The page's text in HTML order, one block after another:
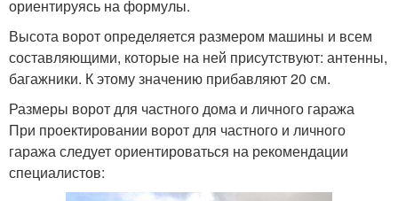
ориентируясь на формулы.
Высота ворот определяется размером машины и всем
составляющими, которые на ней присутствуют: антенны,
багажники. К этому значению прибавляют 20 см.
Размеры ворот для частного дома и личного гаража
При проектировании ворот для частного и личного
гаража следует ориентироваться на рекомендации
специалистов: